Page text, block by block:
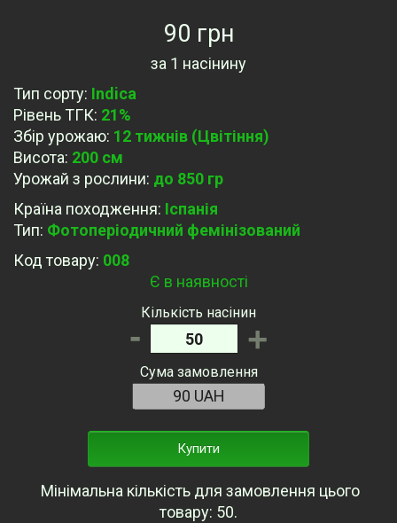
90 грн
за 1 насінину
Тип сорту: Indica
Рівень ТГК: 21%
Збір урожаю: 12 тижнів (Цвітіння)
Висота: 200 см
Урожай з рослини: до 850 гр
Країна походження: Іспанія
Тип: Фотоперіодичний фемінізований
Код товару: 008
Є в наявності
Кількість насінин
- +
Сума замовлення
Купити
Мінімальна кількість для замовлення цього
товару: 50.